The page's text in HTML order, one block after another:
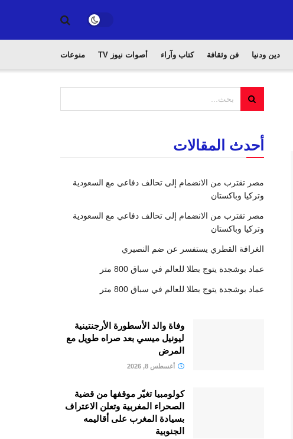
دين ودنيا فن وثقافة كتاب وآراء أصوات نيوز TV منوعات
أحدث المقالات
مصر تقترب من الانضمام إلى تحالف دفاعي مع السعودية
وتركيا وباكستان
مصر تقترب من الانضمام إلى تحالف دفاعي مع السعودية
وتركيا وباكستان
الغرافة القطري يستفسر عن ضم النصيري
عماد بوشجدة يتوج بطلا للعالم في سباق 800 متر
عماد بوشجدة يتوج بطلا للعالم في سباق 800 متر
وفاة والد الأسطورة الأرجنتينية
ليونيل ميسي بعد صراه طويل مع
المرض
أغسطس 8, 2026
كولومبيا تغيّر موقفها من قضية
الصحراء المغربية وتعلن الاعتراف
بسيادة المغرب على أقاليمه
الجنوبية